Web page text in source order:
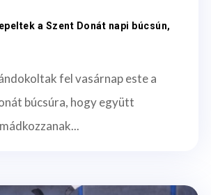
a Szent Donát napi búcsún,
fel vasárnap este a
búcsúra, hogy együtt